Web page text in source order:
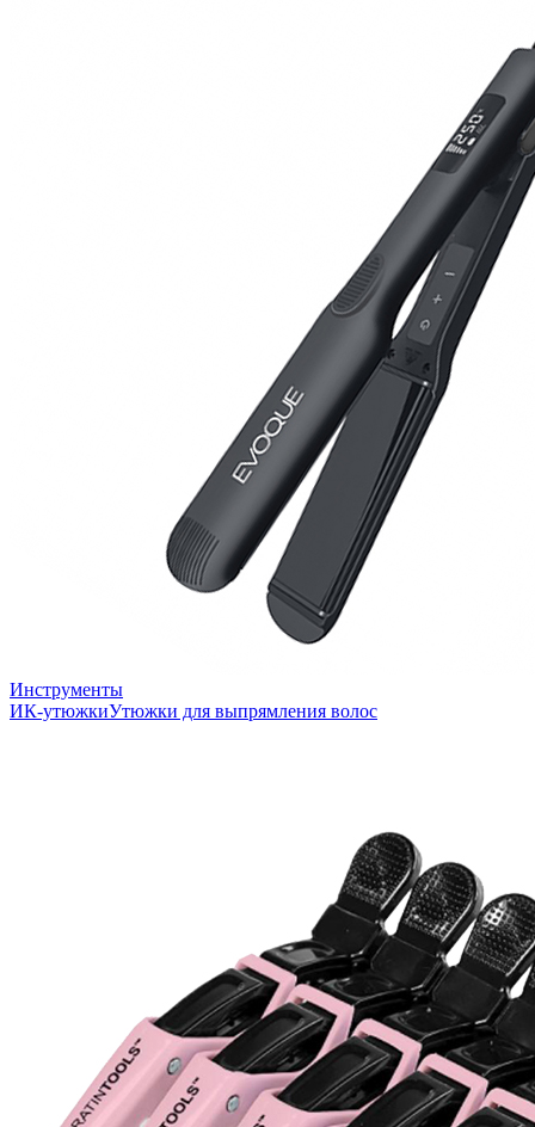
Инструменты
ИК-утюжкиУтюжки для выпрямления волос